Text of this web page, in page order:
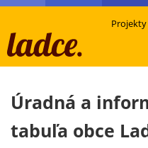
Úradná a
tabuľa obce